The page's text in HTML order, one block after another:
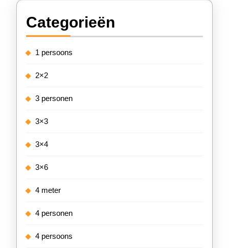
Categorieën
1 persoons
2×2
3 personen
3×3
3×4
3×6
4 meter
4 personen
4 persoons